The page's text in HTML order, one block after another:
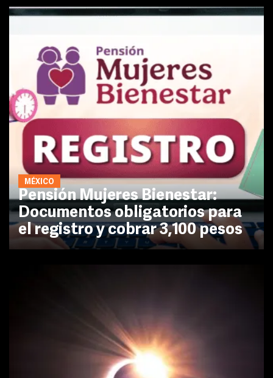
MÉXICO
Pensión Mujeres Bienestar:
Documentos obligatorios para
el registro y cobrar 3,100 pesos